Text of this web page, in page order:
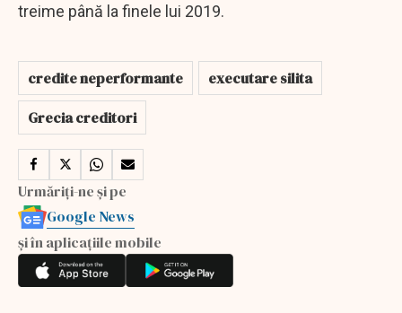
treime până la finele lui 2019.
credite neperformante
executare silita
Grecia creditori
Urmăriți-ne și pe
Google News
și în aplicațiile mobile